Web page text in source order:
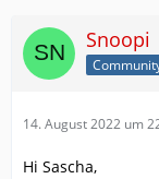
Snoopi
14. August 2022 um
Hi Sascha,